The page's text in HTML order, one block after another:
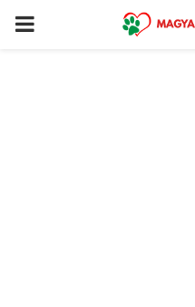
PRIMARY